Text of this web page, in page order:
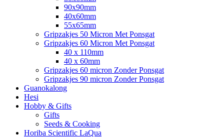
90x90mm
40x60mm
55x65mm
Gripzakjes 50 Micron Met Ponsgat
Gripzakjes 60 Micron Met Ponsgat
40 x 110mm
40 x 60mm
Gripzakjes 60 micron Zonder Ponsgat
Gripzakjes 90 micron Zonder Ponsgat
Guanokalong
Hesi
Hobby & Gifts
Gifts
Seeds & Cooking
Horiba Scientific LaQua